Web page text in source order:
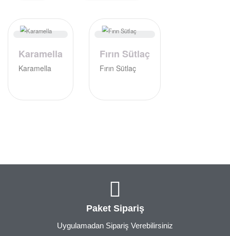
Karamella
Karamella
Fırın Sütlaç
Fırın Sütlaç
Paket Sipariş
Uygulamadan Sipariş Verebilirsiniz